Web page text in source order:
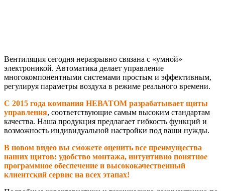
Вентиляция сегодня неразрывно связана с «умной»
электроникой. Автоматика делает управление
многокомпонентными системами простым и эффективным,
регулируя параметры воздуха в режиме реального времени.
С 2015 года компания НЕВАТОМ разрабатывает щиты
управления, соответствующие самым высоким стандартам
качества. Наша продукция предлагает гибкость функций и
возможность индивидуальной настройки под ваши нужды.
В новом видео вы сможете оценить все преимущества
наших щитов: удобство монтажа, интуитивно понятное
программное обеспечение и высококачественный
клиентский сервис на всех этапах!